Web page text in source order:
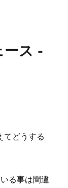
ース -
てどうする
る事は間違